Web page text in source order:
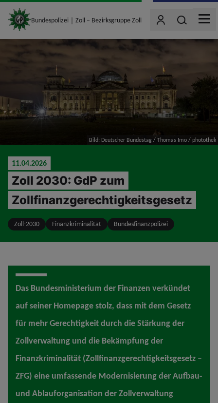
site_logo
Bundespolizei｜Zoll – Bezirksgruppe Zoll BenutzerWonach
MENU
Bild: Deutscher Bundestag / Thomas Imo / photothek
11.04.2026
Zoll 2030: GdP zum
Zollfinanzgerechtigkeitsgesetz
Zoll-2030 Finanzkriminalität Bundesfinanzpolizei
Das Bundesministerium der Finanzen verkündet
auf seiner Homepage stolz, dass mit dem Gesetz
für mehr Gerechtigkeit durch die Stärkung der
Zollverwaltung und die Bekämpfung der
Finanzkriminalität (Zollfinanzgerechtigkeitsgesetz –
ZFG) eine umfassende Modernisierung der Aufbau-
und Ablauforganisation der Zollverwaltung